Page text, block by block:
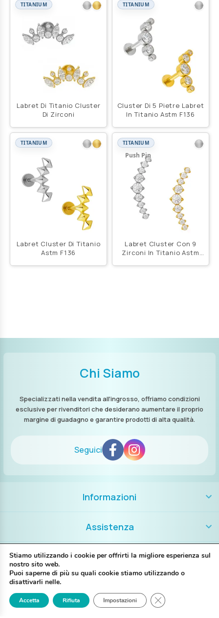
Login Registrati
TITANIUM
Labret Di Titanio Cluster
Di Zirconi
TITANIUM
Cluster Di 5 Pietre Labret
In Titanio Astm F136
TITANIUM
Labret Cluster Di Titanio
Astm F136
TITANIUM
Push Pin
Labret Cluster Con 9
Zirconi In Titanio Astm
Chi Siamo
Specializzati nella vendita all’ingrosso, offriamo condizioni
esclusive per rivenditori che desiderano aumentare il proprio
margine di guadagno e garantire prodotti di alta qualità.
Seguici
Informazioni
Assistenza
Contatti
+39 389 8986018
P. IVA IT02697130397
Stiamo utilizzando i cookie per offrirti la migliore esperienza sul
nostro sito web.
Puoi saperne di più su quali cookie stiamo utilizzando o
disattivarli nelle.
Accetta Rifiuta Impostazioni Close GDPR